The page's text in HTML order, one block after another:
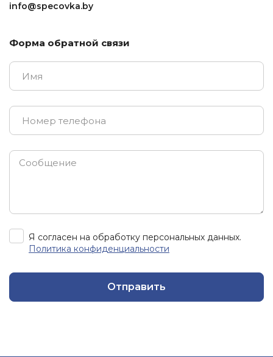
Форма обратной связи
Я согласен на обработку персональных данных.
Политика конфиденциальности
Отправить
info@specovka.by